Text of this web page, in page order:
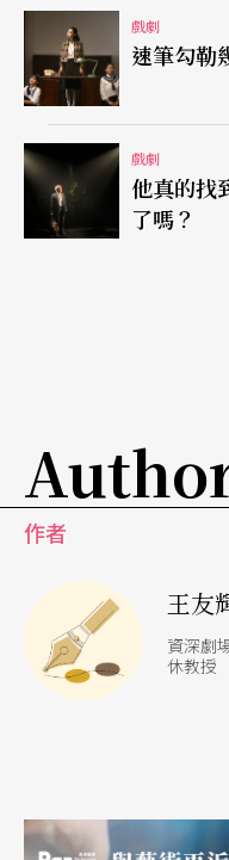
要許多實質的實踐
能夠走出「等待」的
潘的歸來，我們需要
文字｜王友輝 國立台
戲劇
速筆勾勒
戲劇
他真的找
了嗎？
作者
王友
資深劇
休教授